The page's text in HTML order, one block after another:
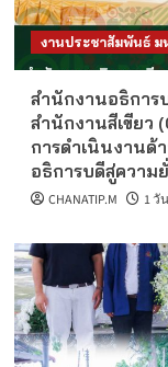
งานประชาสัมพันธ์ ม
สำนักงานอธิการ
สำนักงานสีเขียว
การดำเนินงานด้
อธิการบดีสู่ความ
CHANATIP.M 1 วั